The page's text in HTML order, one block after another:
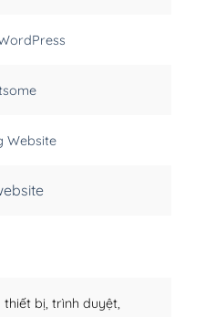
Website
bị, trình duyệt,